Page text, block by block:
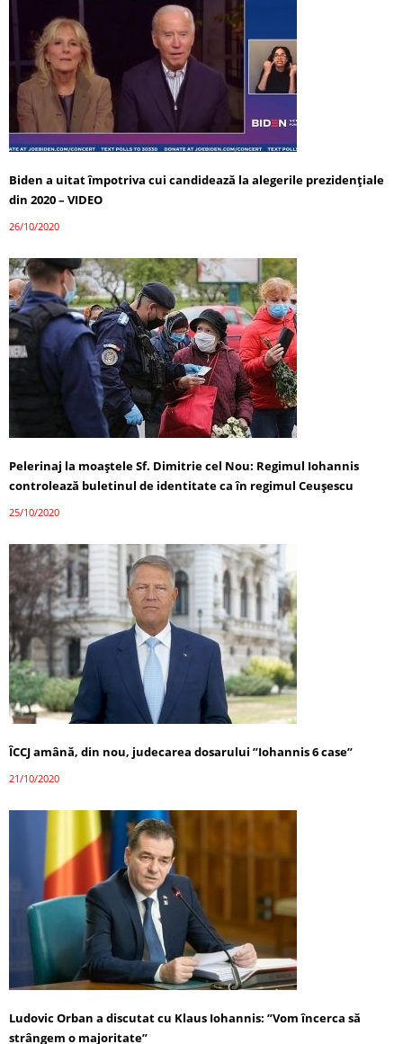
Biden a uitat împotriva cui candidează la alegerile prezidențiale
din 2020 – VIDEO
26/10/2020
Pelerinaj la moaștele Sf. Dimitrie cel Nou: Regimul Iohannis
controlează buletinul de identitate ca în regimul Ceușescu
25/10/2020
ÎCCJ amână, din nou, judecarea dosarului ”Iohannis 6 case”
21/10/2020
Ludovic Orban a discutat cu Klaus Iohannis: ”Vom încerca să
strângem o majoritate”